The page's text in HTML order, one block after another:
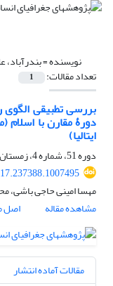
نویسنده =بندرآباد،
تعداد مقالات: 1
بررسی تطبیقی
دورۀ مقارن با
ایتالیا)
دوره 51، شماره 4، زمستان 1398، صفحه
مهسا امینی حاجی باشی،
مشاهده مقاله
اصل
مقالات آماده انتشار